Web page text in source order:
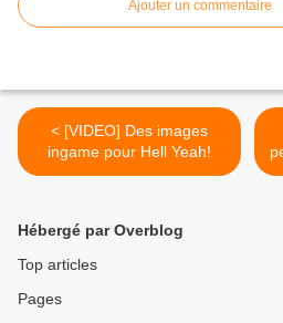
Ajouter un commentaire
< [VIDEO] Des images
ingame pour Hell Yeah!
Hébergé par Overblog
Top articles
Pages